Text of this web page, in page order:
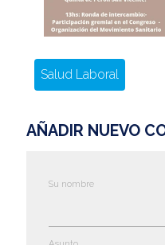
Salud Laboral
AÑADIR NUEVO
Su nombre